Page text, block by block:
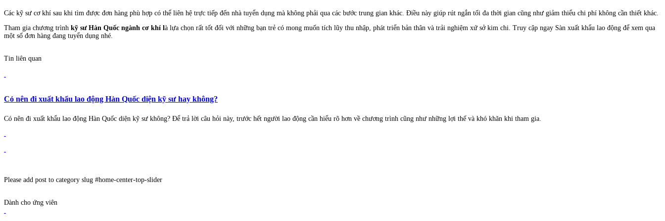
Các kỹ sư cơ khí sau khi tìm được đơn hàng phù hợp có thể liên hệ trực tiếp đến nhà tuyển dụng mà không phải qua các bước trung gian khác. Điều này giúp rút ngắn tối đa thời gian cũng như giảm thiểu chi phí không cần thiết khác.
Tham gia chương trình kỹ sư Hàn Quốc ngành cơ khí là lựa chọn rất tốt đối với những bạn trẻ có mong muốn tích lũy thu nhập, phát triển bản thân và trải nghiệm xứ sở kim chi. Truy cập ngay Sàn xuất khẩu lao động để xem qua
một số đơn hàng đang tuyển dụng nhé.
Tin liên quan
Có nên đi xuất khẩu lao động Hàn Quốc diện kỹ sư hay không?
Có nên đi xuất khẩu lao động Hàn Quốc diện kỹ sư không? Để trả lời câu hỏi này, trước hết người lao động cần hiểu rõ hơn về chương trình cũng như những lợi thế và khó khăn khi tham gia.
Please add post to category slug #home-center-top-slider
Dành cho ứng viên